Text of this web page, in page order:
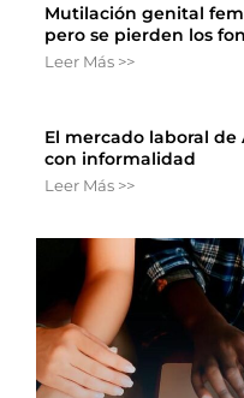
Mutilación genital
pero se pierden los
Leer Más >>
El mercado laboral
con informalidad
Leer Más >>